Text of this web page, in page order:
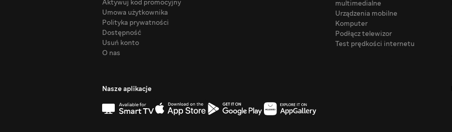
Aktywuj kod promocyjny
Umowa użytkownika
Polityka prywatności
Dostępność
Usuń konto
O nas
multimedialne
Urządzenia mobilne
Komputer
Podłącz telewizor
Test prędkości internetu
Nasze aplikacje